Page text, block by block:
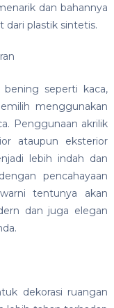
dan bahannya
dari plastik sintetis.
seperti kaca,
menggunakan
Penggunaan akrilik
ataupun eksterior
lebih indah dan
pencahayaan
tentunya akan
dan juga elegan
dekorasi ruangan